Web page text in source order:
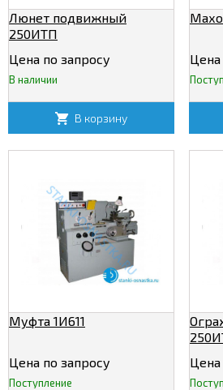
Люнет подвижный
250ИТП
Цена по запросу
В наличии
В корзину
Цена
Муфта 1И611
Цена по запросу
Поступление
Цена